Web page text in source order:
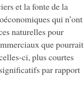
et la fonte de la
qui n’ont
naturelles pour
que pourrait
ci, plus courtes
par rapport